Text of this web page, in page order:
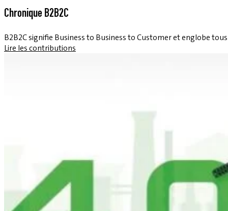
Chronique B2B2C
B2B2C signifie Business to Business to Customer et englobe
Lire les contributions